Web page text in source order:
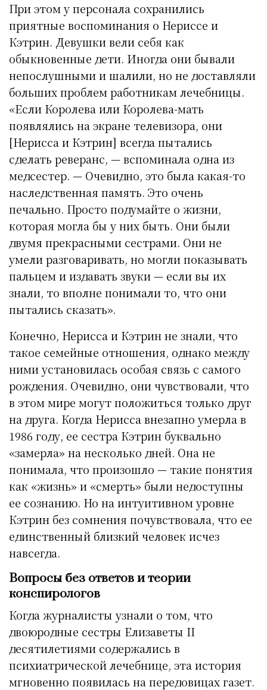
При этом у персонала сохранились
приятные воспоминания о Нериссе и
Кэтрин. Девушки вели себя как
обыкновенные дети. Иногда они бывали
непослушными и шалили, но не доставляли
больших проблем работникам лечебницы.
«Если Королева или Королева-мать
появлялись на экране телевизора, они
[Нерисса и Кэтрин] всегда пытались
сделать реверанс, — вспоминала одна из
медсестер. — Очевидно, это была какая-то
наследственная память. Это очень
печально. Просто подумайте о жизни,
которая могла бы у них быть. Они были
двумя прекрасными сестрами. Они не
умели разговаривать, но могли показывать
пальцем и издавать звуки — если вы их
знали, то вполне понимали то, что они
пытались сказать».
Конечно, Нерисса и Кэтрин не знали, что
такое семейные отношения, однако между
ними установилась особая связь с самого
рождения. Очевидно, они чувствовали, что
в этом мире могут положиться только друг
на друга. Когда Нерисса внезапно умерла в
1986 году, ее сестра Кэтрин буквально
«замерла» на несколько дней. Она не
понимала, что произошло — такие понятия
как «жизнь» и «смерть» были недоступны
ее сознанию. Но на интуитивном уровне
Кэтрин без сомнения почувствовала, что ее
единственный близкий человек исчез
навсегда.
Вопросы без ответов и теории
конспирологов
Когда журналисты узнали о том, что
двоюродные сестры Елизаветы II
десятилетиями содержались в
психиатрической лечебнице, эта история
мгновенно появилась на передовицах газет.